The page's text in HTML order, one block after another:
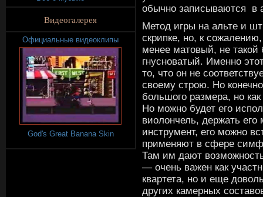
Видеогалерея
Официальные видеоклипы
God's Great Banana Skin
обычно записываются в
Метод игры на альте и
скрипке, но, к
менее матовый, не такой
гнусноватый. Именно
то, что он не
своему строю. Но
большого размера, но
Но можно будет его
виолончель, держать
инструмент, его можно
применяют в сфере
Там им дают
— очень важен как
квартета, но и еще
других камерных